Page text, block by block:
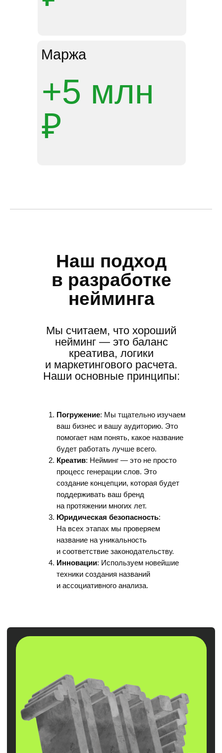
Маржа
+5 млн
₽
Наш подход
в разработке
нейминга
Мы считаем, что хороший
нейминг — это баланс
креатива, логики
и маркетингового расчета.
Наши основные принципы:
Погружение: Мы тщательно изучаем
ваш бизнес и вашу аудиторию. Это
помогает нам понять, какое название
будет работать лучше всего.
Креатив: Нейминг — это не просто
процесс генерации слов. Это
создание концепции, которая будет
поддерживать ваш бренд
на протяжении многих лет.
Юридическая безопасность:
На всех этапах мы проверяем
название на уникальность
и соответствие законодательству.
Инновации: Используем новейшие
техники создания названий
и ассоциативного анализа.